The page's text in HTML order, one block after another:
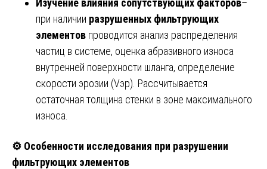
при наличии разрушенных фильтрующих
элементов проводится анализ распределения
частиц в системе, оценка абразивного износа
внутренней поверхности шланга, определение
скорости эрозии (Vэр). Рассчитывается
остаточная толщина стенки в зоне максимального
износа.
⚙️ Особенности исследования при разрушении
фильтрующих элементов